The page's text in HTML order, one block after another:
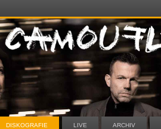
DISKOGRAFIE LIVE ARCHIV